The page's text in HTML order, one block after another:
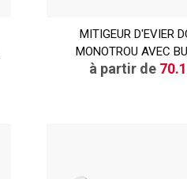
MITIGEUR D'EVIER
MONOTROU AVEC
à partir de
Demande de